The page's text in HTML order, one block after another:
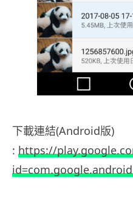
下載連結(Android版)
: https://